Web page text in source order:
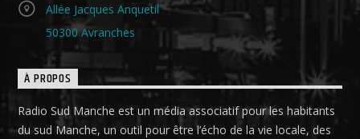
Allée Jacques Anquetil
50300 Avranches
À PROPOS
Radio Sud Manche est un média associatif pour les habitants
du sud Manche, un outil pour être l’écho de la vie locale, des